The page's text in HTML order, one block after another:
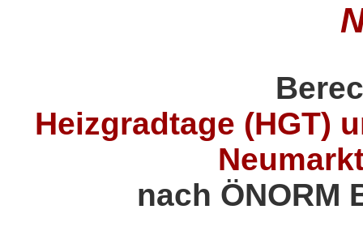
Heizgradtage (HGT)
nach ÖNORM